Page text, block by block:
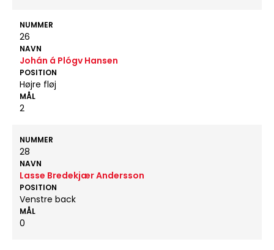
NUMMER
26
NAVN
Johán á Plógv Hansen
POSITION
Højre fløj
MÅL
2
NUMMER
28
NAVN
Lasse Bredekjær Andersson
POSITION
Venstre back
MÅL
0